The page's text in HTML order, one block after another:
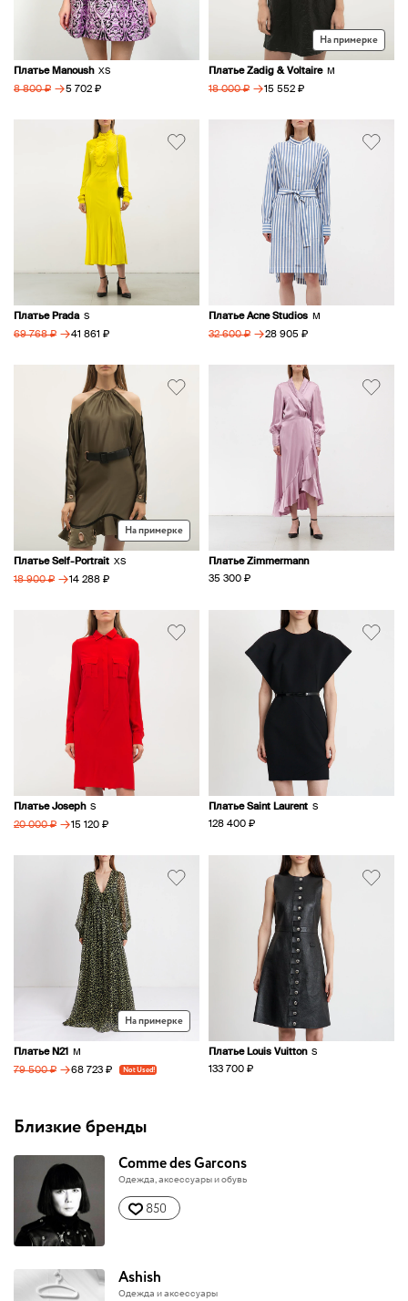
Платье Manoush XS
8 800 ₽ → 5 702 ₽
На примерке
Платье Zadig & Voltaire M
18 000 ₽ → 15 552 ₽
Платье Prada S
69 768 ₽ → 41 861 ₽
Платье Acne Studios M
32 600 ₽ → 28 905 ₽
На примерке
Платье Self-Portrait XS
18 900 ₽ → 14 288 ₽
Платье Zimmermann
35 300 ₽
Платье Joseph S
20 000 ₽ → 15 120 ₽
Платье Saint Laurent S
128 400 ₽
На примерке
Платье N21 M
79 500 ₽ → 68 723 ₽ Not Used!
Платье Louis Vuitton S
133 700 ₽
Близкие бренды
Comme des Garcons
Одежда, аксессуары и обувь
850
Ashish
Одежда и аксессуары